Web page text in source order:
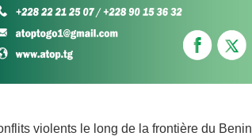
violents le long de la frontière du Benin